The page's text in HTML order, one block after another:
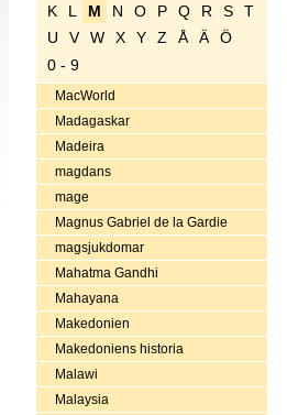
K
L M N O P Q R S
T
U
V W X Y Z Å Ä
Ö
0 - 9
MacWorld
Madagaskar
Madeira
magdans
mage
Magnus Gabriel de la Gardie
magsjukdomar
Mahatma Gandhi
Mahayana
Makedonien
Makedoniens historia
Malawi
Malaysia